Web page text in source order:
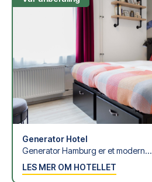
Generator Hotel
Generator Hamburg er et modern...
LES MER OM HOTELLET